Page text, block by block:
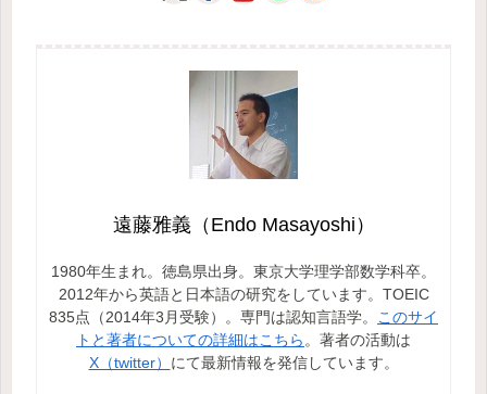
遠藤雅義（Endo Masayoshi）
1980年生まれ。徳島県出身。東京大学理学部数学科卒。
2012年から英語と日本語の研究をしています。TOEIC
835点（2014年3月受験）。専門は認知言語学。 このサイ
トと著者についての詳細はこちら。著者の活動は
X（twitter） にて最新情報を発信しています。